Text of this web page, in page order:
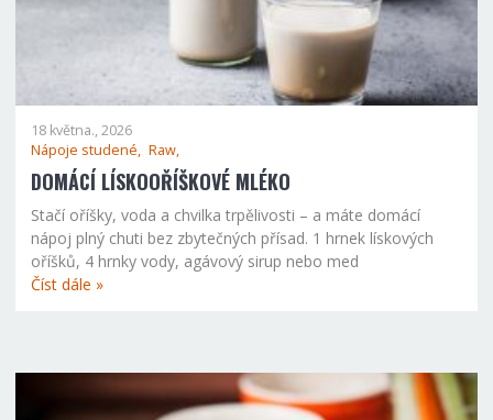
18 května., 2026
Nápoje studené, Raw,
DOMÁCÍ LÍSKOOŘÍŠKOVÉ MLÉKO
Stačí oříšky, voda a chvilka trpělivosti – a máte domácí
nápoj plný chuti bez zbytečných přísad. 1 hrnek lískových
oříšků, 4 hrnky vody, agávový sirup nebo med
Číst dále »